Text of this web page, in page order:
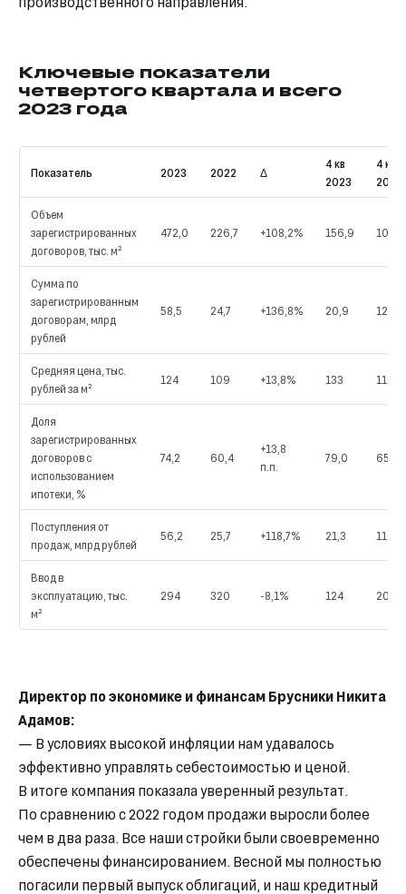
Ключевые показатели
четвертого квартала и всего
2023 года
Показатель 2023 2022 Δ
4 кв
2023
4 кв
2022
Объем
зарегистрированных
договоров, тыс. м²
472,0 226,7 +108,2% 156,9 108,5
Сумма по
зарегистрированным
договорам, млрд
рублей
58,5 24,7 +136,8% 20,9 12,2
Средняя цена, тыс.
рублей за м²
124 109 +13,8% 133 112
Доля
зарегистрированных
договоров с
использованием
ипотеки, %
74,2 60,4
+13,8
п.п.
79,0 65,7
Поступления от
продаж, млрд рублей
56,2 25,7 +118,7% 21,3 11,2
Ввод в
эксплуатацию, тыс.
м²
294 320 -8,1% 124 205
Директор по экономике и финансам Брусники Никита
Адамов:
— В условиях высокой инфляции нам удавалось
эффективно управлять себестоимостью и ценой.
В итоге компания показала уверенный результат.
По сравнению с 2022 годом продажи выросли более
чем в два раза. Все наши стройки были своевременно
обеспечены финансированием. Весной мы полностью
погасили первый выпуск облигаций, и наш кредитный